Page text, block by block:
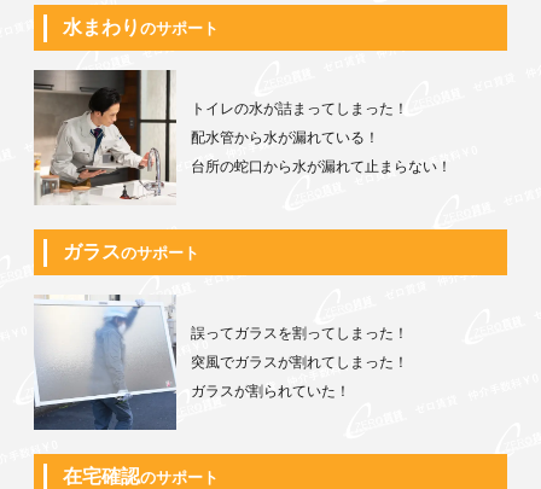
水まわり のサポート
トイレの水が詰まってしまった！
配水管から水が漏れている！
台所の蛇口から水が漏れて止まらない！
ガラスのサポート
誤ってガラスを割ってしまった！
突風でガラスが割れてしまった！
ガラスが割られていた！
在宅確認のサポート